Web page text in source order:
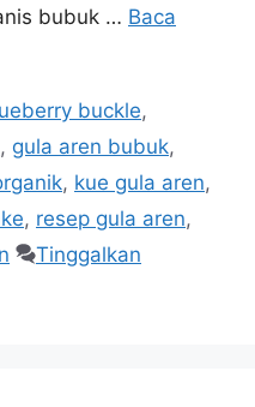
bubuk … Baca
buckle,
, gula aren bubuk,
, kue gula aren,
, resep gula aren,
Tinggalkan